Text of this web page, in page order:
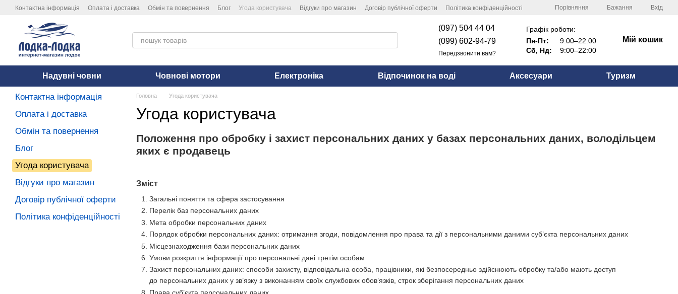
Перейти до основного контенту
Контактна інформація Оплата і доставка Обмін та повернення Блог Угода користувача Відгуки про магазин Договір публічної оферти Політика конфіденційності Порівняння Бажання Вхід
(097) 504 44 04
(099) 602-94-79
Передзвонити вам?
Графік роботи:
Пн-Пт:
9:00–22:00
Сб, Нд:
9:00–22:00
Мій кошик
Надувні човни Човнові мотори Електроніка Відпочинок на воді Аксесуари Туризм
Головна Угода користувача
Угода користувача
Положення про обробку і захист персональних даних у базах персональних даних, володільцем
яких є продавець
Зміст
Загальні поняття та сфера застосування
Перелік баз персональних даних
Мета обробки персональних даних
Порядок обробки персональних даних: отримання згоди, повідомлення про права та дії з персональними даними суб’єкта персональних даних
Місцезнаходження бази персональних даних
Умови розкриття інформації про персональні дані третім особам
Захист персональних даних: способи захисту, відповідальна особа, працівники, які безпосередньо здійснюють обробку та/або мають доступ
до персональних даних у зв’язку з виконанням своїх службових обов’язків, строк зберігання персональних даних
Права суб’єкта персональних даних
Контактна інформація
Оплата і доставка
Обмін та повернення
Блог
Угода користувача
Відгуки про магазин
Договір публічної оферти
Політика конфіденційності